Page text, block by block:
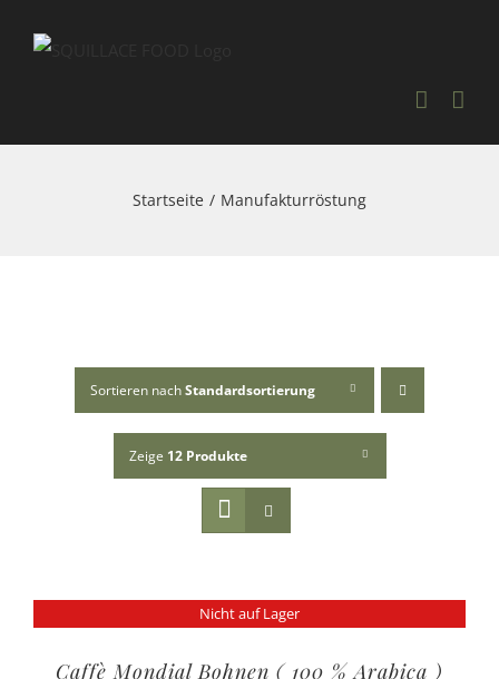
Startseite Manufakturröstung
Sortieren nachStandardsortierung
Zeige 12 Produkte
Nicht auf Lager
Caffè Mondial Bohnen ( 100 % Arabica )